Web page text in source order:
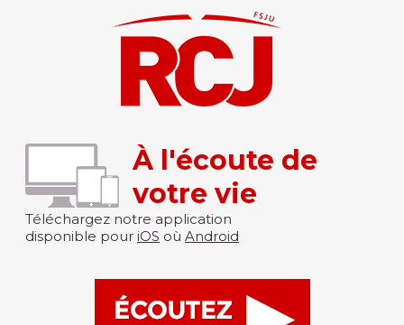
À l'écoute de
votre vie
Téléchargez notre application
disponible pour iOS où Android